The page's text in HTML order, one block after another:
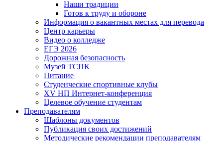
Наши традиции
Готов к труду и обороне
Информация о вакантных местах для перевода
Центр карьеры
Видео о колледже
ЕГЭ 2026
Дорожная безопасность
Музей ТСПК
Питание
Студенческие спортивные клубы
XV НП Интернет-конференция
Целевое обучение студентам
Преподавателям
Шаблоны документов
Публикация своих достижений
Методические рекомендации преподавателям